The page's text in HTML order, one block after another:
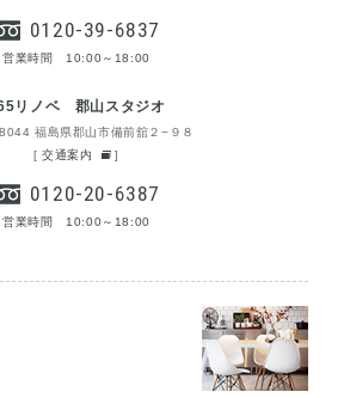
0120-39-6837
営業時間 10:00～18:00
リノベ 郡山スタジオ
福島県郡山市備前舘２−９８
[交通案内 ]
0120-20-6387
営業時間 10:00～18:00